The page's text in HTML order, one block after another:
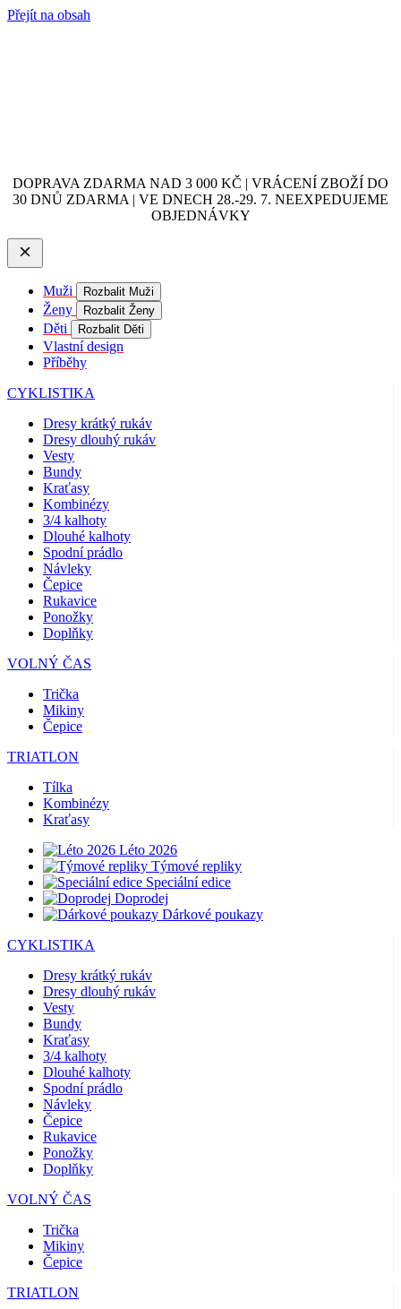
Přejít na obsah
DOPRAVA ZDARMA NAD 3 000 KČ | VRÁCENÍ ZBOŽÍ DO
30 DNŮ ZDARMA | VE DNECH 28.-29. 7. NEEXPEDUJEME
OBJEDNÁVKY
Muži Rozbalit Muži
Ženy Rozbalit Ženy
Děti Rozbalit Děti
Vlastní design
Příběhy
CYKLISTIKA
Dresy krátký rukáv
Dresy dlouhý rukáv
Vesty
Bundy
Kraťasy
Kombinézy
3/4 kalhoty
Dlouhé kalhoty
Spodní prádlo
Návleky
Čepice
Rukavice
Ponožky
Doplňky
VOLNÝ ČAS
Trička
Mikiny
Čepice
TRIATLON
Tílka
Kombinézy
Kraťasy
Léto 2026
Týmové repliky
Speciální edice
Doprodej
Dárkové poukazy
CYKLISTIKA
Dresy krátký rukáv
Dresy dlouhý rukáv
Vesty
Bundy
Kraťasy
3/4 kalhoty
Dlouhé kalhoty
Spodní prádlo
Návleky
Čepice
Rukavice
Ponožky
Doplňky
VOLNÝ ČAS
Trička
Mikiny
Čepice
TRIATLON